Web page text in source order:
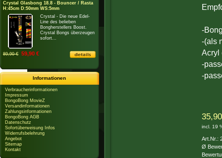
-
-(als
Acryl
-
-
incl. 19
Art.Nr.:
Ø
Crystal Glasbong 18.8 - Bouncer / Rasta
H:45cm D:50mm WS:5mm
Crystal - Die neue Edel-
Line des belieben
Bongherstellers Boost.
Crystal Bongs überzeugen
sofort...
89,90 € 59,90 €
Informationen
Verbraucherinformationen
Impressum
BongoBong MovieZ
Versandinformationen
Zahlungsinformationen
BongoBong AGB
Datenschutz
Sofortüberweisung Infos
Widerrufsbelehrung
Angebot
Sitemap
Kontakt